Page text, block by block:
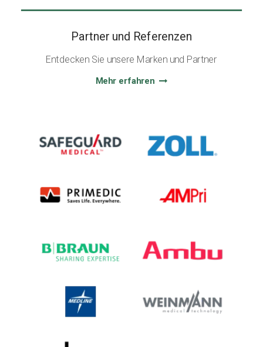
Partner und Referenzen
Entdecken Sie unsere Marken und Partner
Mehr erfahren